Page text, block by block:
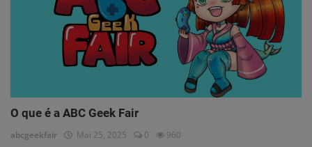
O que é a ABC Geek Fair
abcgeekfair Mai 25, 2025 0 960